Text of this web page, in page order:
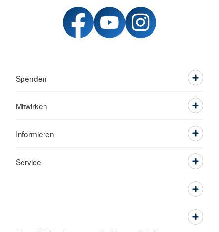
Spenden
Mitwirken
Informieren
Service